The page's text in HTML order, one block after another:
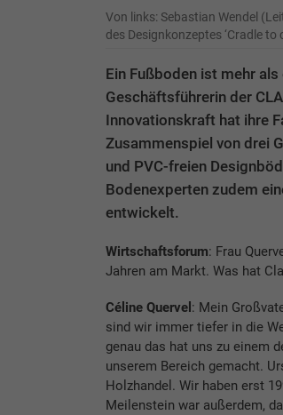
Von links: Sebastian Wendel
des Designkonzeptes ‘Cradle to
Ein Fußboden ist mehr
Geschäftsführerin der
Innovationskraft hat ihre
Zusammenspiel von drei
und PVC-freien
Bodenexperten zudem
entwickelt.
Wirtschaftsforum: Frau
Jahren am Markt. Was hat
Céline Quervel : Mein
sind wir immer tiefer in die
genau das hat uns zu einem
unserem Bereich gemacht.
Holzhandel. Wir haben erst
Meilenstein war außerdem,